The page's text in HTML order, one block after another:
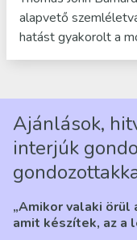
alapvető
hatást gyakorolt a
Ajánlások,
interjúk
„Amikor valaki örül
amit készítek, az a